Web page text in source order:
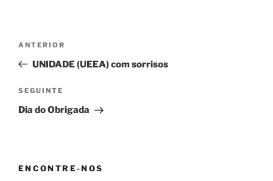
artigos
Conteúdo
anterior
ANTERIOR
UNIDADE (UEEA) com sorrisos
Conteúdo
seguinte
SEGUINTE
Dia do Obrigada
ENCONTRE-NOS